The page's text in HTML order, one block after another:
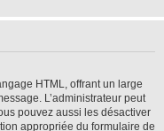
HTML, offrant un large
L’administrateur peut
pouvez aussi les désactiver
appropriée du formulaire de